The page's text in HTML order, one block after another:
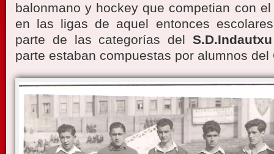
balonmano y hockey que competian con
en las ligas de aquel entonces
parte de las categorías del S.D.Indautxu
parte estaban compuestas por alumnos del